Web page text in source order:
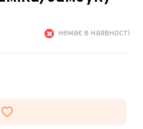
немає в наявності